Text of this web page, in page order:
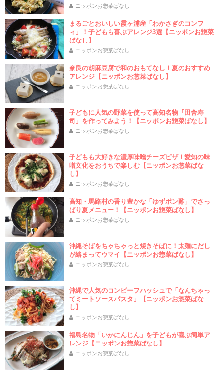
ニッポンお惣菜ばなし
まるごとおいしい霞ヶ浦産「わかさぎのコンフ
ィ」！子どもも喜ぶアレンジ3選【ニッポンお惣菜
ばなし】
ニッポンお惣菜ばなし
奈良の胡麻豆腐で和のおもてなし！夏のおすすめ
アレンジ【ニッポンお惣菜ばなし】
ニッポンお惣菜ばなし
子どもに人気の野菜を使って高知名物「田舎寿
司」を作ってみよう！【ニッポンお惣菜ばなし】
ニッポンお惣菜ばなし
子どもも大好きな濃厚味噌チーズピザ！愛知の味
噌文化をおうちで楽しむ【ニッポンお惣菜ばな
し】
ニッポンお惣菜ばなし
高知・馬路村の香り豊かな「ゆずポン酢」でさっ
ぱり夏メニュー！【ニッポンお惣菜ばなし】
ニッポンお惣菜ばなし
沖縄そばをちゃちゃっと焼きそばに！太麺にだし
が絡まってウマイ【ニッポンお惣菜ばなし】
ニッポンお惣菜ばなし
沖縄で人気のコンビーフハッシュで「なんちゃっ
てミートソースパスタ」【ニッポンお惣菜ばな
し】
ニッポンお惣菜ばなし
福島名物「いかにんじん」を子どもが喜ぶ簡単ア
レンジ【ニッポンお惣菜ばなし】
ニッポンお惣菜ばなし